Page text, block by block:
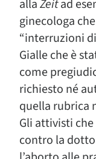
allaZeitad
ginecologa
“interruzioni
Gialle che è
come
richiesto né
quella rubrica
Gli attivisti
contro la